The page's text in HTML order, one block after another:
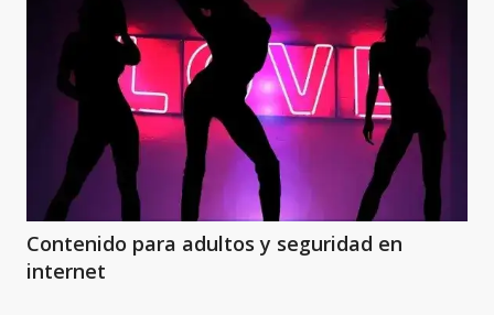
Contenido para adultos y seguridad en
internet